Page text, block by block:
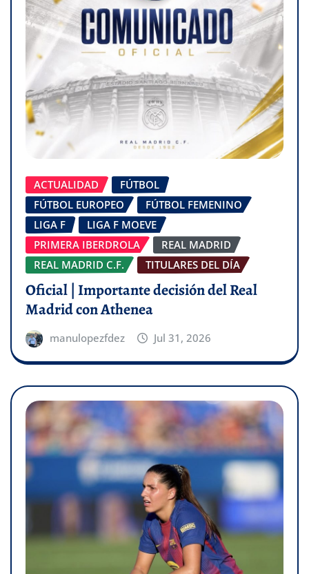
ACTUALIDAD
FÚTBOL
FÚTBOL EUROPEO
FÚTBOL FEMENINO
LIGA F
LIGA F MOEVE
PRIMERA IBERDROLA
REAL MADRID
REAL MADRID C.F.
TITULARES DEL DÍA
Oficial | Importante decisión del Real
Madrid con Athenea
manulopezfdez Jul 31, 2026